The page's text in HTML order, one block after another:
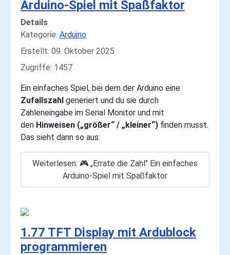
Arduino-Spiel mit Spaßfaktor
Details
Kategorie: Arduino
Erstellt: 09. Oktober 2025
Zugriffe: 1457
Ein einfaches Spiel, bei dem der Arduino eine
Zufallszahl generiert und du sie durch
Zahleneingabe im Serial Monitor und mit
den Hinweisen („größer“ / „kleiner“) finden musst.
Das sieht dann so aus:
Weiterlesen: 🎮 „Errate die Zahl" Ein einfaches
Arduino-Spiel mit Spaßfaktor
1.77 TFT Display mit Ardublock
programmieren